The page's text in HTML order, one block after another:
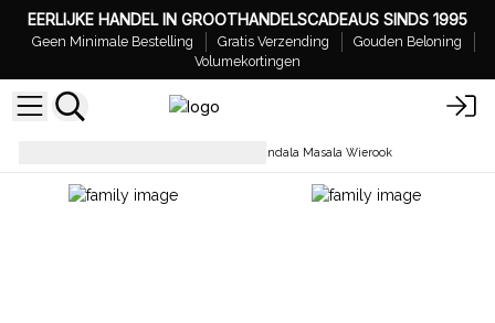
EERLIJKE HANDEL IN GROOTHANDELSCADEAUS SINDS 1995
Geen Minimale Bestelling Gratis Verzending
Gouden Beloning
Volumekortingen
Namaste Mandala Masala Wierook